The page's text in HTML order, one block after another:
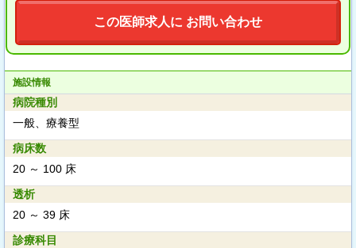
この医師求人に お問い合わせ
施設情報
病院種別
一般、療養型
病床数
20 ～ 100 床
透析
20 ～ 39 床
診療科目